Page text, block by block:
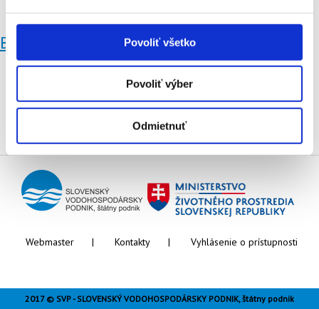
Povoliť všetko
Povoliť výber
Odmietnuť
Brehy
Webmaster Kontakty Vyhlásenie o prístupnosti
2017 © SVP - SLOVENSKÝ VODOHOSPODÁRSKY PODNIK, štátny podnik